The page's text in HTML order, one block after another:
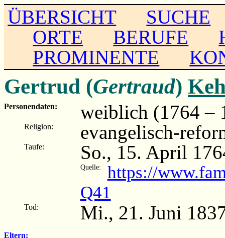
ÜBERSICHT
SUCHE
ORTE
BERUFE
PROMINENTE
Gertrud (Gertraud)
Personendaten: weiblich (1764 –
Religion: evangelisch-
Taufe: So., 15. April
Quelle:
https://
Q41
Tod: Mi., 21. Juni
Eltern: